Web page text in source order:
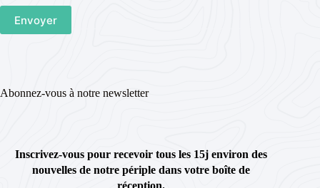
Abonnez-vous à notre newsletter
Inscrivez-vous pour recevoir tous les 15j environ des
nouvelles de notre périple dans votre boîte de
réception.